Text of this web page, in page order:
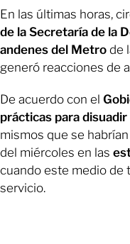
En las últimas horas,
de la Secretaría de la
andenes del Metro de
generó reacciones de
De acuerdo con el
prácticas para
mismos que se
del miércoles en las
cuando este medio de
servicio.